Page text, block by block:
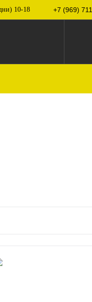
10-18 +7 (969)